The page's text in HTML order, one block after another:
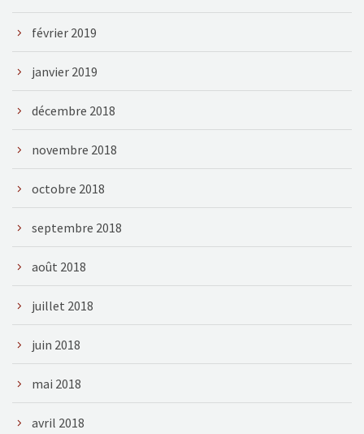
février 2019
janvier 2019
décembre 2018
novembre 2018
octobre 2018
septembre 2018
août 2018
juillet 2018
juin 2018
mai 2018
avril 2018